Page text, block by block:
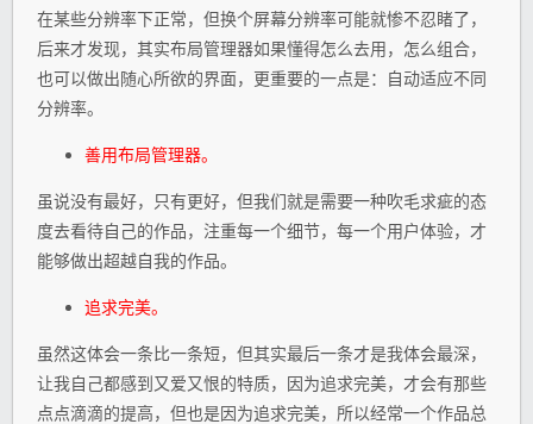
在某些分辨率下正常，但换个屏幕分辨率可能就惨不忍睹了，
后来才发现，其实布局管理器如果懂得怎么去用，怎么组合，
也可以做出随心所欲的界面，更重要的一点是：自动适应不同
分辨率。
善用布局管理器。
虽说没有最好，只有更好，但我们就是需要一种吹毛求疵的态
度去看待自己的作品，注重每一个细节，每一个用户体验，才
能够做出超越自我的作品。
追求完美。
虽然这体会一条比一条短，但其实最后一条才是我体会最深，
让我自己都感到又爱又恨的特质，因为追求完美，才会有那些
点点滴滴的提高，但也是因为追求完美，所以经常一个作品总